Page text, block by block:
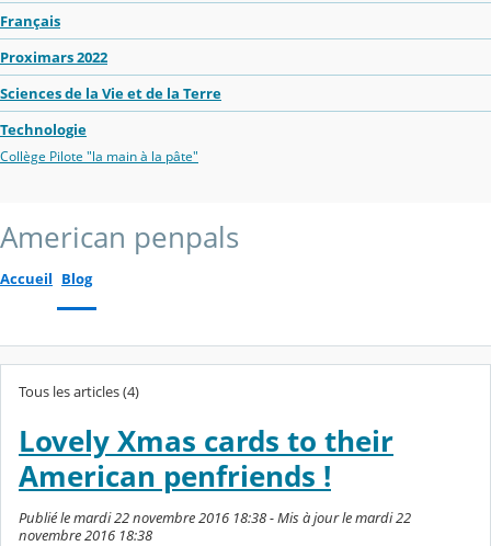
Français
Proximars 2022
Sciences de la Vie et de la Terre
Technologie
Collège Pilote "la main à la pâte"
American penpals
Accueil Blog
Tous les articles (4)
Lovely Xmas cards to their
American penfriends !
Publié le mardi 22 novembre 2016 18:38 - Mis à jour le mardi 22
novembre 2016 18:38